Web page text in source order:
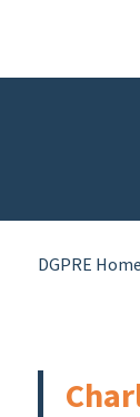
DGPRE Home